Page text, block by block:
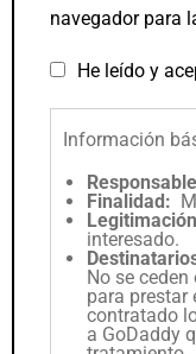
navegador para
He leído y
Información
Finalidad:
interesado.
No se
para prestar
contratado
a GoDaddy